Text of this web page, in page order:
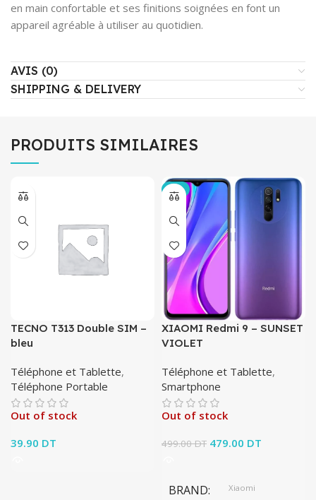
en main confortable et ses finitions soignées en font un
appareil agréable à utiliser au quotidien.
AVIS (0)
SHIPPING & DELIVERY
PRODUITS SIMILAIRES
TECNO T313 Double SIM –
bleu
Téléphone et Tablette,
Téléphone Portable
Out of stock
39.90 DT
-4%
XIAOMI Redmi 9 – SUNSET
VIOLET
Téléphone et Tablette,
Smartphone
Out of stock
499.00DT Le prix initial était :
479.00 DT
BRAND Xiaomi